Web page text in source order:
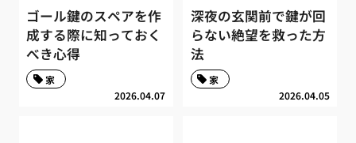
ゴール鍵のスペアを作
成する際に知っておく
べき心得
2026.04.07
家
深夜の玄関前で鍵が回
らない絶望を救った方
法
2026.04.05
家